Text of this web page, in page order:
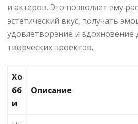
и актеров. Это позволяет ему
эстетический вкус, получать
удовлетворение и вдохновение
творческих проектов.
Хо
бб
и
Описание